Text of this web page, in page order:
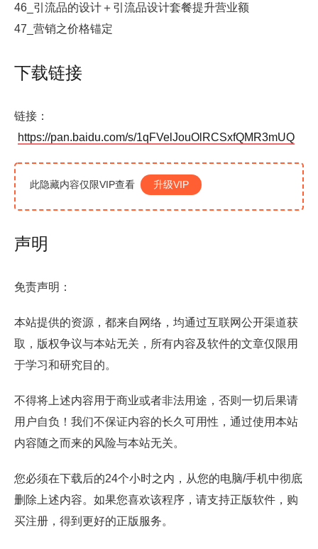
46_引流品的设计＋引流品设计套餐提升营业额
47_营销之价格锚定
下载链接
链接：
https://pan.baidu.com/s/1qFVelJouOlRCSxfQMR3mUQ
此隐藏内容仅限VIP查看 升级VIP
声明
免责声明：
本站提供的资源，都来自网络，均通过互联网公开渠道获
取，版权争议与本站无关，所有内容及软件的文章仅限用
于学习和研究目的。
不得将上述内容用于商业或者非法用途，否则一切后果请
用户自负！我们不保证内容的长久可用性，通过使用本站
内容随之而来的风险与本站无关。
您必须在下载后的24个小时之内，从您的电脑/手机中彻底
删除上述内容。如果您喜欢该程序，请支持正版软件，购
买注册，得到更好的正版服务。